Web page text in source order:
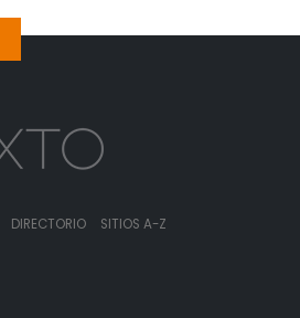
DIRECTORIO SITIOS A-Z